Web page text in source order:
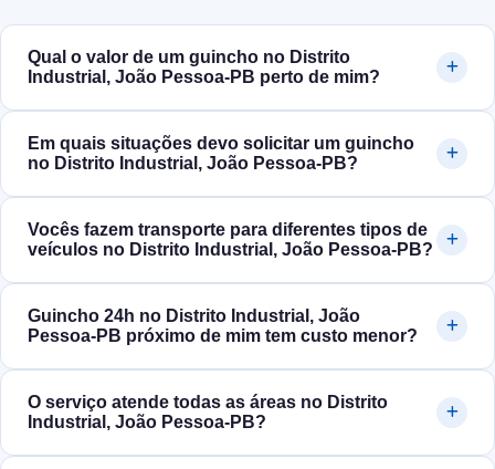
Qual o valor de um guincho no Distrito
Industrial, João Pessoa‑PB perto de mim?
Em quais situações devo solicitar um guincho
no Distrito Industrial, João Pessoa‑PB?
Vocês fazem transporte para diferentes tipos de
veículos no Distrito Industrial, João Pessoa‑PB?
Guincho 24h no Distrito Industrial, João
Pessoa‑PB próximo de mim tem custo menor?
O serviço atende todas as áreas no Distrito
Industrial, João Pessoa‑PB?